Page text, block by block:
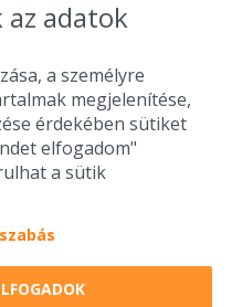
- Diston-line Kft.
áron, egy helyen az összes
adatok
a személyre
megjelenítése,
érdekében sütiket
elfogadom"
a sütik